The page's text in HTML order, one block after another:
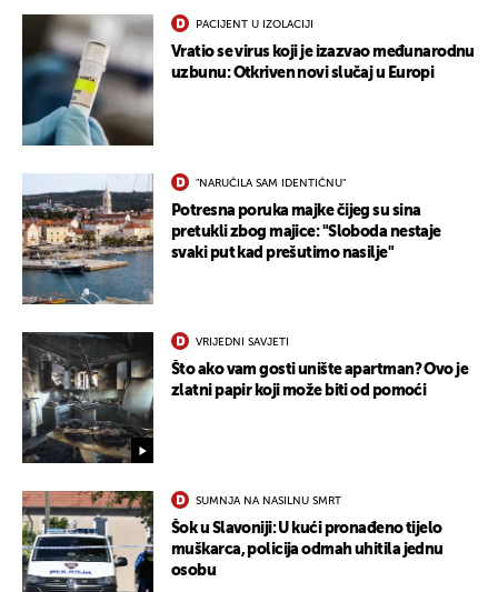
PACIJENT U IZOLACIJI
Vratio se virus koji je izazvao međunarodnu
uzbunu: Otkriven novi slučaj u Europi
"NARUČILA SAM IDENTIČNU"
Potresna poruka majke čijeg su sina
pretukli zbog majice: "Sloboda nestaje
svaki put kad prešutimo nasilje"
VRIJEDNI SAVJETI
Što ako vam gosti unište apartman? Ovo je
zlatni papir koji može biti od pomoći
SUMNJA NA NASILNU SMRT
Šok u Slavoniji: U kući pronađeno tijelo
muškarca, policija odmah uhitila jednu
osobu